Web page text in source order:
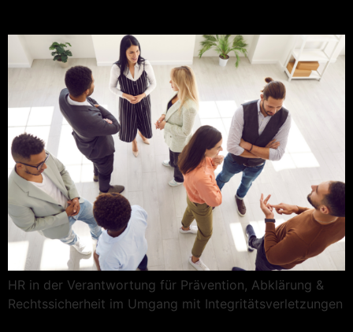
HR in der Verantwortung für Prävention, Abklärung &
Rechtssicherheit im Umgang mit Integritätsverletzungen